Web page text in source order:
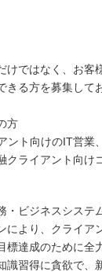
ではなく、お客
る方を募集して
方
ント向けのIT営業
クライアント向
・ビジネスシス
により、クライ
標達成のために全
識習得に貪欲で